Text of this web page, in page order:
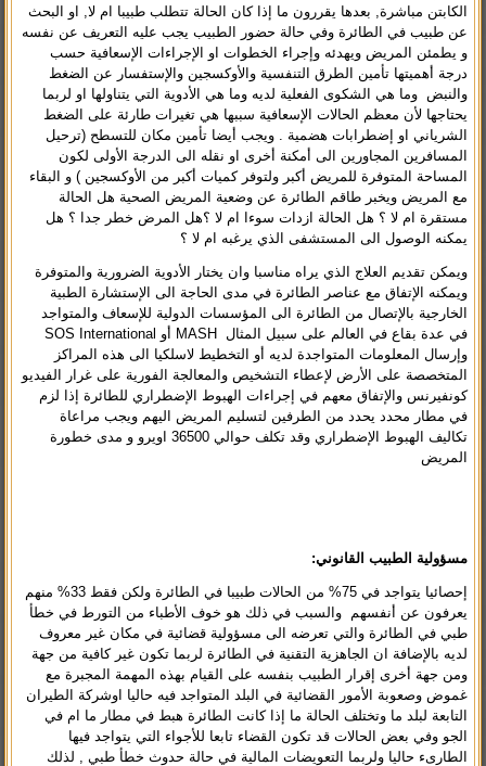
الكابتن مباشرة, بعدها يقررون ما إذا كان الحالة تتطلب طبيبا ام لا, او البحث
عن طبيب في الطائرة وفي حالة حضور الطبيب يجب عليه التعريف عن نفسه
و يطمئن المريض ويهدئه وإجراء الخطوات او الإجراءات الإسعافية حسب
درجة أهميتها تأمين الطرق التنفسية والأوكسجين والإستفسار عن الضغط
والنبض وما هي الشكوى الفعلية لديه وما هي الأدوية التي يتناولها او لربما
يحتاجها لأن معظم الحالات الإسعافية سببها هي تغيرات طارئة على الضغط
الشرياني او إضطرابات هضمية . ويجب أيضا تأمين مكان للتسطح (ترحيل
المسافرين المجاورين الى أمكنة أخرى او نقله الى الدرجة الأولى لكون
المساحة المتوفرة للمريض أكبر ولتوفر كميات أكبر من الأوكسجين ) و البقاء
مع المريض ويخبر طاقم الطائرة عن وضعية المريض الصحية هل الحالة
مستقرة ام لا ؟ هل الحالة ازدات سوءا ام لا ؟هل المرض خطر جدا ؟ هل
يمكنه الوصول الى المستشفى الذي يرغبه ام لا ؟
ويمكن تقديم العلاج الذي يراه مناسبا وان يختار الأدوية الضرورية والمتوفرة
ويمكنه الإتفاق مع عناصر الطائرة في مدى الحاجة الى الإستشارة الطبية
الخارجية بالإتصال من الطائرة الى المؤسسات الدولية للإسعاف والمتواجد
وإرسال المعلومات المتواجدة لديه أو التخطيط لاسلكيا الى هذه المراكز
المتخصصة على الأرض لإعطاء التشخيص والمعالجة الفورية على غرار الفيديو
كونفيرنس والإتفاق معهم في إجراءات الهبوط الإضطراري للطائرة إذا لزم
في مطار محدد يحدد من الطرفين لتسليم المريض اليهم ويجب مراعاة
تكاليف الهبوط الإضطراري وقد تكلف حوالي 36500 اويرو و مدى خطورة
المريض
مسؤولية الطبيب القانوني:
إحصائيا يتواجد في 75% من الحالات طبيبا في الطائرة ولكن فقط 33% منهم
يعرفون عن أنفسهم والسبب في ذلك هو خوف الأطباء من التورط في خطأ
طبي في الطائرة والتي تعرضه الى مسؤولية قضائية في مكان غير معروف
لديه بالإضافة ان الجاهزية التقنية في الطائرة لربما تكون غير كافية من جهة
ومن جهة أخرى إقرار الطبيب بنفسه على القيام بهذه المهمة المجبرة مع
غموض وصعوبة الأمور القضائية في البلد المتواجد فيه حاليا اوشركة الطيران
التابعة لبلد ما وتختلف الحالة ما إذا كانت الطائرة هبط في مطار ما ام في
الجو وفي بعض الحالات قد تكون القضاء تابعا للأجواء التي يتواجد فيها
الطارىء حاليا ولربما التعويضات المالية في حالة حدوث خطأ طبي , لذلك